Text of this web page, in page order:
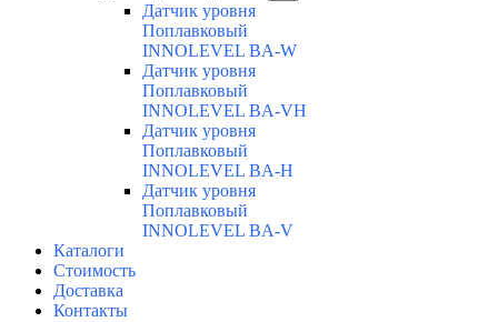
Датчик уровня
Поплавковый
INNOLEVEL BA-W
Датчик уровня
Поплавковый
INNOLEVEL BA-VH
Датчик уровня
Поплавковый
INNOLEVEL BA-H
Датчик уровня
Поплавковый
INNOLEVEL BA-V
Каталоги
Стоимость
Доставка
Контакты